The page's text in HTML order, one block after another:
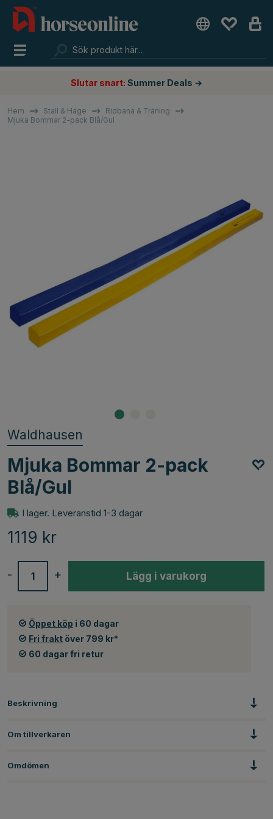
Slutar snart: Summer Deals →
Hem Stall & Hage
Ridbana & Träning
Mjuka Bommar 2-pack Blå/Gul
Waldhausen
Mjuka Bommar 2-pack
Blå/Gul
I lager. Leveranstid 1-3 dagar
1119 kr
+
- Lägg i varukorg
Öppet köp i 60 dagar
Fri frakt över 799 kr*
60 dagar fri retur
Beskrivning
Om tillverkaren
Omdömen